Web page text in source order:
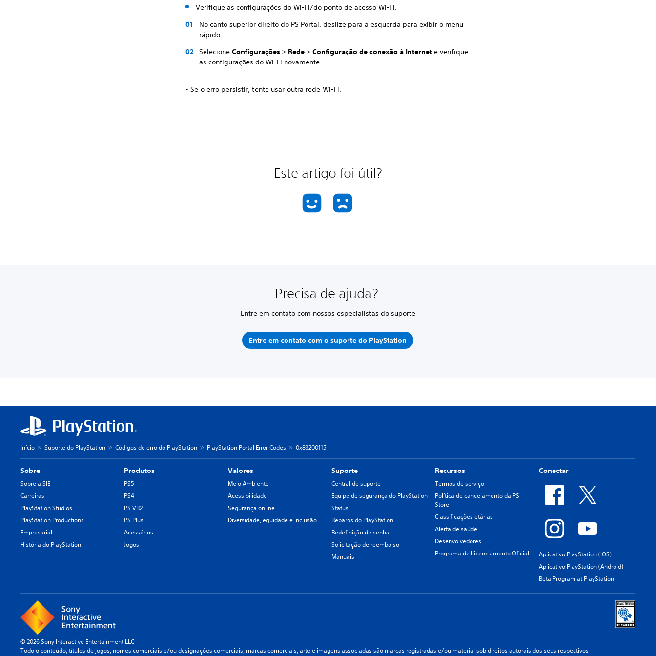
Verifique as configurações do Wi-Fi/do ponto de acesso Wi-Fi.
No canto superior direito do PS Portal, deslize para a esquerda para exibir o menu
rápido.
SelecioneConfigurações > Rede >Configuração de conexão à Internet e verifique
as configurações do Wi-Fi novamente.
- Se o erro persistir, tente usar outra rede Wi-Fi.
Este artigo foi útil?
Precisa de ajuda?
Entre em contato com nossos especialistas do suporte
Entre em contato com o suporte do PlayStation
Início Suporte do PlayStation Códigos de erro do PlayStation PlayStation Portal Error Codes 0x83200115
Sobre
Sobre a SIE
Carreiras
PlayStation Studios
PlayStation Productions
Empresarial
História do PlayStation
Produtos
PS5
PS4
PS VR2
PS Plus
Acessórios
Jogos
Valores
Meio Ambiente
Acessibilidade
Segurança online
Diversidade, equidade e inclusão
Suporte
Central de suporte
Equipe de segurança do PlayStation
Status
Reparos do PlayStation
Redefinição de senha
Solicitação de reembolso
Manuais
Recursos
Termos de serviço
Política de cancelamento da PS
Store
Classificações etárias
Alerta de saúde
Desenvolvedores
Programa de Licenciamento Oficial
Conectar
Aplicativo PlayStation (iOS)
Aplicativo PlayStation (Android)
Beta Program at PlayStation
© 2026 Sony Interactive Entertainment LLC
Todo o conteúdo, títulos de jogos, nomes comerciais e/ou designações comerciais, marcas comerciais, arte e imagens associadas são marcas registradas e/ou material sob direitos autorais dos seus respectivos